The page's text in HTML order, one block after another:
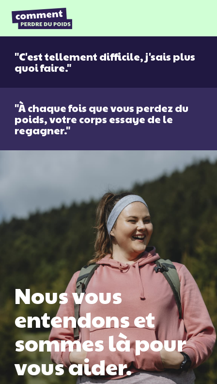
"C'est tellement difficile, j'sais plus
quoi faire."
"À chaque fois que vous perdez du
poids, votre corps essaye de le
regagner."
Nous vous
entendons et
sommes là pour
vous aider.